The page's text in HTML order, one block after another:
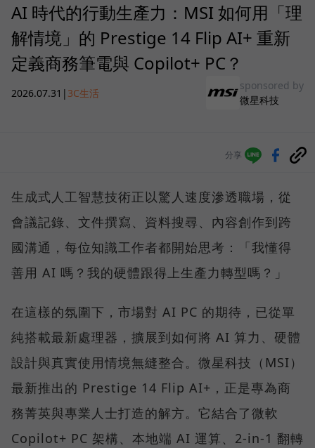
AI 時代的行動生產力：MSI 如何用「理
解情境」的 Prestige 14 Flip AI+ 重新
定義商務筆電與 Copilot+ PC？
2026.07.31 | 3C生活
sponsored by
微星科技
分享
生成式人工智慧技術正以驚人速度滲透職場，從
會議記錄、文件撰寫、資料搜尋、內容創作到跨
國溝通，每位知識工作者都開始思考：「我懂得
善用 AI 嗎？我的硬體跟得上生產力轉型嗎？」
在這樣的氛圍下，市場對 AI PC 的期待，已從單
純搭載最新處理器，擴展到如何將 AI 算力、硬體
設計與真實使用情境無縫整合。微星科技（MSI）
最新推出的 Prestige 14 Flip AI+，正是專為商
務菁英與專業人士打造的解方。它結合了微軟
Copilot+ PC 架構、本地端 AI 運算、2-in-1 翻轉